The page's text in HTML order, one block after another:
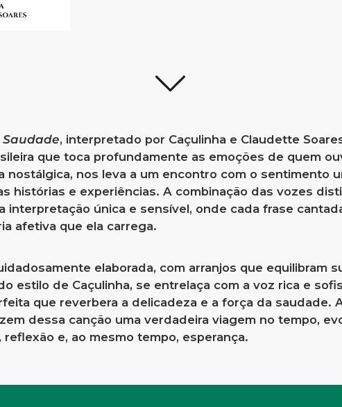
Saudade, interpretado por Caçulinha e Claudette
que toca profundamente as emoções de quem
nostálgica, nos leva a um encontro com o sentimento
histórias e experiências. A combinação das vozes
interpretação única e sensível, onde cada frase
afetiva que ela carrega.
elaborada, com arranjos que equilibram
estilo de Caçulinha, se entrelaça com a voz rica e
que reverbera a delicadeza e a força da saudade.
dessa canção uma verdadeira viagem no tempo,
e, ao mesmo tempo, esperança.